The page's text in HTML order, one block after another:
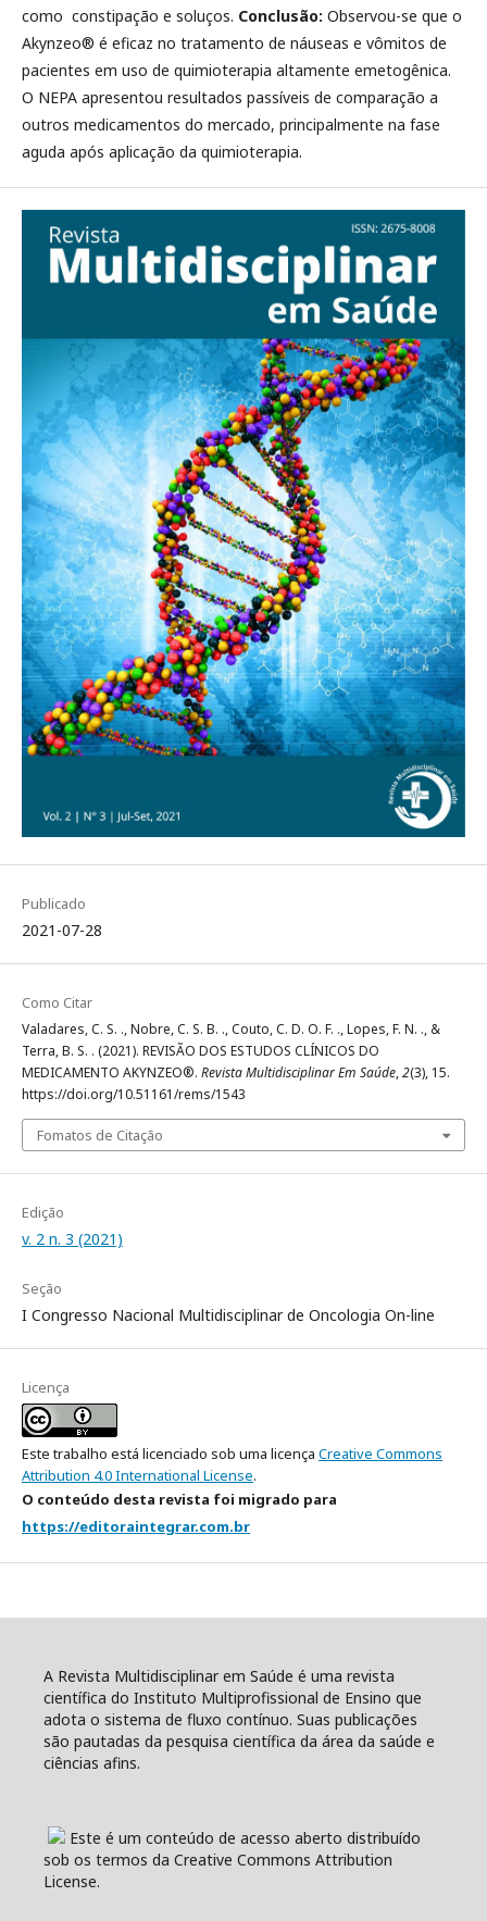
como constipação e soluços. Conclusão: Observou-se que o
Akynzeo® é eficaz no tratamento de náuseas e vômitos de
pacientes em uso de quimioterapia altamente emetogênica.
O NEPA apresentou resultados passíveis de comparação a
outros medicamentos do mercado, principalmente na fase
aguda após aplicação da quimioterapia.
Publicado
2021-07-28
Como Citar
Valadares, C. S. ., Nobre, C. S. B. ., Couto, C. D. O. F. ., Lopes, F. N. ., &
Terra, B. S. . (2021). REVISÃO DOS ESTUDOS CLÍNICOS DO
MEDICAMENTO AKYNZEO®. Revista Multidisciplinar Em Saúde,2(3), 15.
https://doi.org/10.51161/rems/1543
Fomatos de Citação
Edição
v. 2 n. 3 (2021)
Seção
I Congresso Nacional Multidisciplinar de Oncologia On-line
Licença
Este trabalho está licenciado sob uma licença Creative Commons
Attribution 4.0 International License.
O conteúdo desta revista foi migrado para
https://editoraintegrar.com.br
A Revista Multidisciplinar em Saúde é uma revista
científica do Instituto Multiprofissional de Ensino que
adota o sistema de fluxo contínuo. Suas publicações
são pautadas da pesquisa científica da área da saúde e
ciências afins.
Este é um conteúdo de acesso aberto distribuído
sob os termos da Creative Commons Attribution
License.